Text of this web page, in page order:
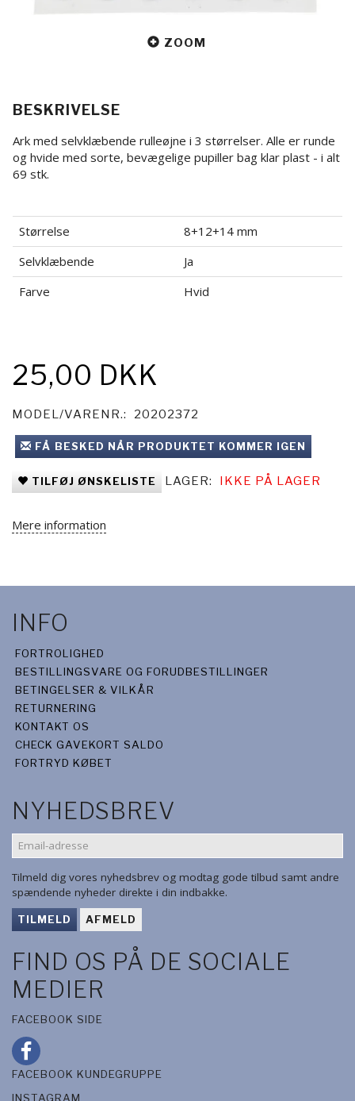
ZOOM
BESKRIVELSE
Ark med selvklæbende rulleøjne i 3 størrelser. Alle er runde
og hvide med sorte, bevægelige pupiller bag klar plast - i alt
69 stk.
Størrelse
8+12+14 mm
Selvklæbende
Ja
Farve
Hvid
25,00 DKK
MODEL/VARENR.: 20202372
FÅ BESKED NÅR PRODUKTET KOMMER IGEN
TILFØJ ØNSKELISTE LAGER: IKKE PÅ LAGER
Mere information
INFO
FORTROLIGHED
BESTILLINGSVARE OG FORUDBESTILLINGER
BETINGELSER & VILKÅR
RETURNERING
KONTAKT OS
CHECK GAVEKORT SALDO
FORTRYD KØBET
NYHEDSBREV
EMAIL-
ADRESSE
Tilmeld dig vores nyhedsbrev og modtag gode tilbud samt andre
spændende nyheder direkte i din indbakke.
TILMELD AFMELD
FIND OS PÅ DE SOCIALE
MEDIER
FACEBOOK SIDE
FACEBOOK KUNDEGRUPPE
INSTAGRAM